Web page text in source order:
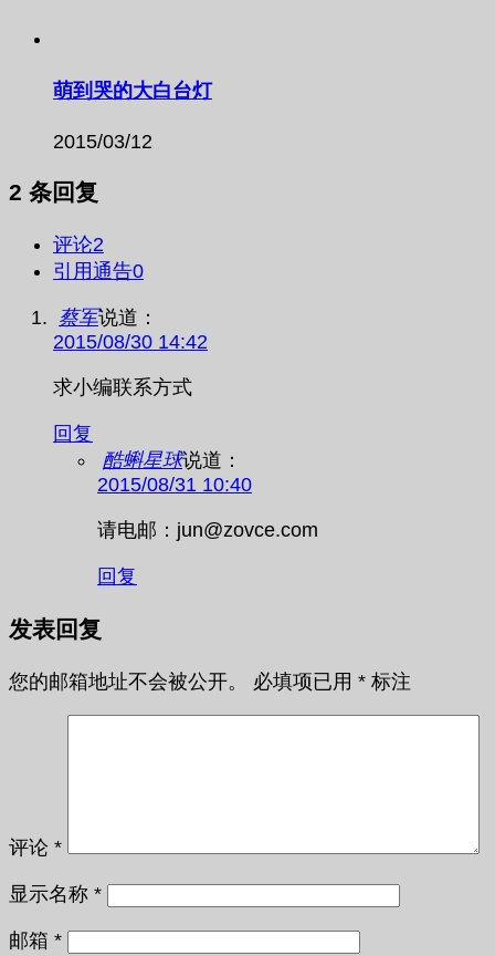
萌到哭的大白台灯
2015/03/12
2 条回复
评论2
引用通告0
蔡军说道：
2015/08/30 14:42
求小编联系方式
回复
酷蝌星球说道：
2015/08/31 10:40
请电邮：jun@zovce.com
回复
发表回复
您的邮箱地址不会被公开。 必填项已用 * 标注
评论 *
显示名称 *
邮箱 *